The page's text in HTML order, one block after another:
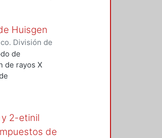
m²/g) del
El material
reacción
y alquino
in situ.
Huisgen
División de
;Ángeles
Rodrigo ;
de
de rayos X
2-etinil
de